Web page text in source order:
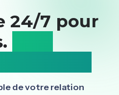
24/7 pour
de votre relation